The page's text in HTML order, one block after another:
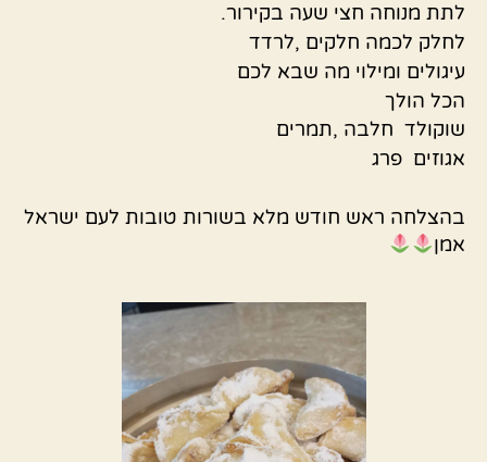
לתת מנוחה חצי שעה בקירור.
לחלק לכמה חלקים ,לרדד
עיגולים ומילוי מה שבא לכם
הכל הולך
שוקולד חלבה ,תמרים
אגוזים פרג
בהצלחה ראש חודש מלא בשורות טובות לעם ישראל
אמן